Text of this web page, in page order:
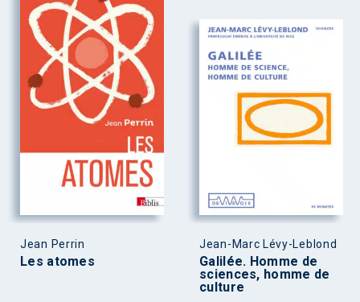
Jean Perrin
Les atomes
Jean-Marc Lévy-Leblond
Galilée. Homme de
sciences, homme de
culture